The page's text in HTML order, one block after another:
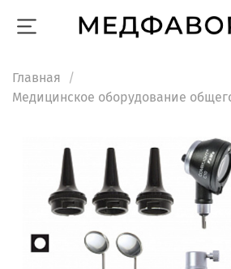
Главная
Медицинское оборудование